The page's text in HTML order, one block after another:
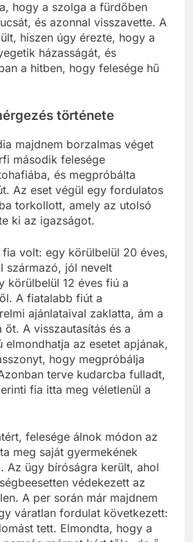
hogy a szolga a fürdőben
és azonnal visszavette. A
hiszen úgy érezte, hogy a
házasságát, és
a hitben, hogy felesége hű
története
majdnem borzalmas véget
második felesége
és megpróbálta
Az eset végül egy fordulatos
torkollott, amely az utolsó
ki az igazságot.
volt: egy körülbelül 20 éves,
származó, jól nevelt
körülbelül 12 éves fiú a
A fiatalabb fiút a
ajánlataival zaklatta, ám a
A visszautasítás és a
az esetet apjának,
hogy megpróbálja
terve kudarcba fulladt,
fia itta meg véletlenül a
felesége álnok módon az
meg saját gyermekének
Az ügy bíróságra került, ahol
védekezett az
A per során már majdnem
váratlan fordulat következett:
tett. Elmondta, hogy a